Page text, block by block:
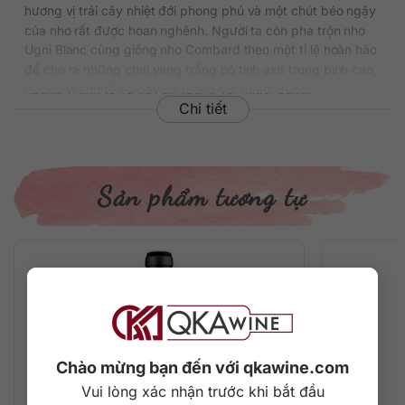
Chào mừng bạn đến với qkawine.com
Vui lòng xác nhận trước khi bắt đầu
hương vị trái cây nhiệt đới phong phú và một chút béo ngậy
của nho rất được hoan nghênh. Người ta còn pha trộn nho
Ugni Blanc cùng giống nho Combard theo một tỉ lệ hoàn hảo
Và những chai rượu Uby No 3 Cotes de Gascogne Combard
vang trắng của vùng South West, Pháp.
Thông Tin Chi Tiết
Thương hiệu: Domaine
Vùng sản xuất: South West / Bordeaux
Giống nho: Colombard, Ugni Blanc
Nồng độ: 11%
Màu sắc: Màu xanh lá nhạt
Nhiệt độ phục vụ: Vang sẽ ngon nhất khi uống ở nhiệt độ
Chi tiết
Sản phẩm tương tự